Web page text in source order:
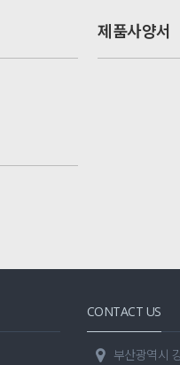
제품사양서
CONTACT US
부산광역시